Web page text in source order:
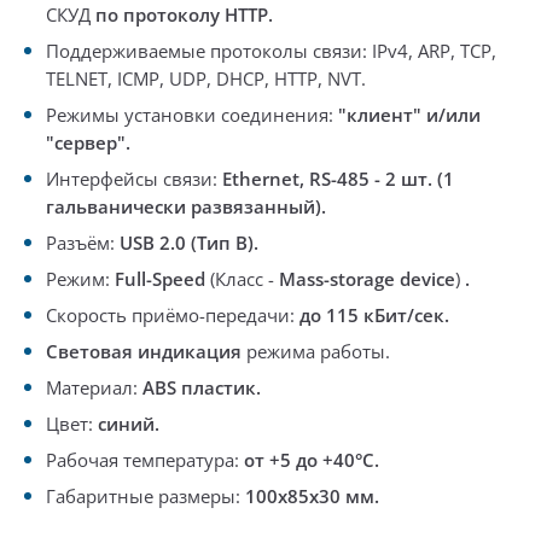
СКУД по протоколу HTTP.
Поддерживаемые протоколы связи: IPv4, ARP, TCP,
TELNET, ICMP, UDP, DHCP, HTTP, NVT.
Режимы установки соединения: "клиент" и/или
"сервер".
Интерфейсы связи: Ethernet, RS-485 - 2 шт. (1
гальванически развязанный).
Разъём: USB 2.0 (Тип В).
Режим: Full-Speed (Класс - Mass-storage device) .
Скорость приёмо-передачи: до 115 кБит/сек.
Световая индикация режима работы.
Материал: ABS пластик.
Цвет: синий.
Рабочая температура: от +5 до +40°С.
Габаритные размеры: 100х85х30 мм.